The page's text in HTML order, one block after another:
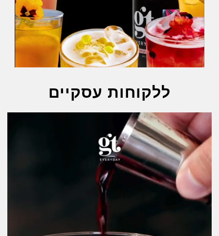
ללקוחות עסקיים